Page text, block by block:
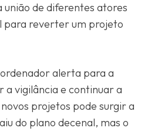
união de diferentes atores
para reverter um projeto
alerta para a
a vigilância e continuar a
projetos pode surgir a
do plano decenal, mas o